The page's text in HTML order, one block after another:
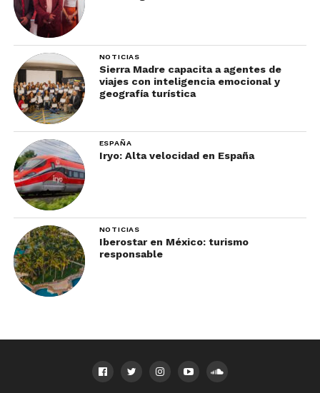
NOTICIAS
Sierra Madre capacita a agentes de
viajes con inteligencia emocional y
geografía turística
ESPAÑA
Iryo: Alta velocidad en España
NOTICIAS
Iberostar en México: turismo
responsable